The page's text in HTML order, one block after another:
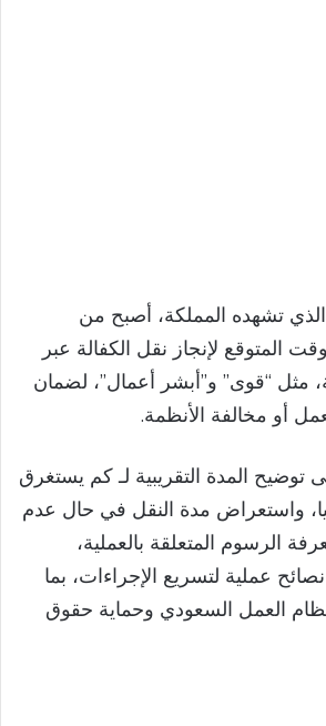
تشهده المملكة، أصبح من
المتوقع لإنجاز نقل الكفالة عبر
مثل “قوى” و”أبشر أعمال”، لضمان
أو مخالفة الأنظمة.
توضيح المدة التقريبية لـ كم يستغرق
واستعراض مدة النقل في حال عدم
الرسوم المتعلقة بالعملية،
عملية لتسريع الإجراءات، بما
العمل السعودي وحماية حقوق